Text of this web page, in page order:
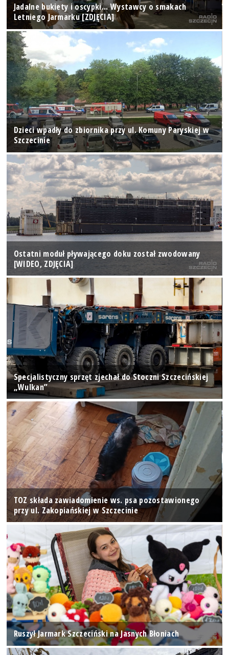
Jadalne bukiety i oscypki... Wystawcy o smakach
Letniego Jarmarku [ZDJĘCIA]
Dzieci wpadły do zbiornika przy ul. Komuny Paryskiej w
Szczecinie
Ostatni moduł pływającego doku został zwodowany
[WIDEO, ZDJĘCIA]
Specjalistyczny sprzęt zjechał do Stoczni Szczecińskiej
„Wulkan”
TOZ składa zawiadomienie ws. psa pozostawionego
przy ul. Zakopiańskiej w Szczecinie
Ruszył Jarmark Szczeciński na Jasnych Błoniach